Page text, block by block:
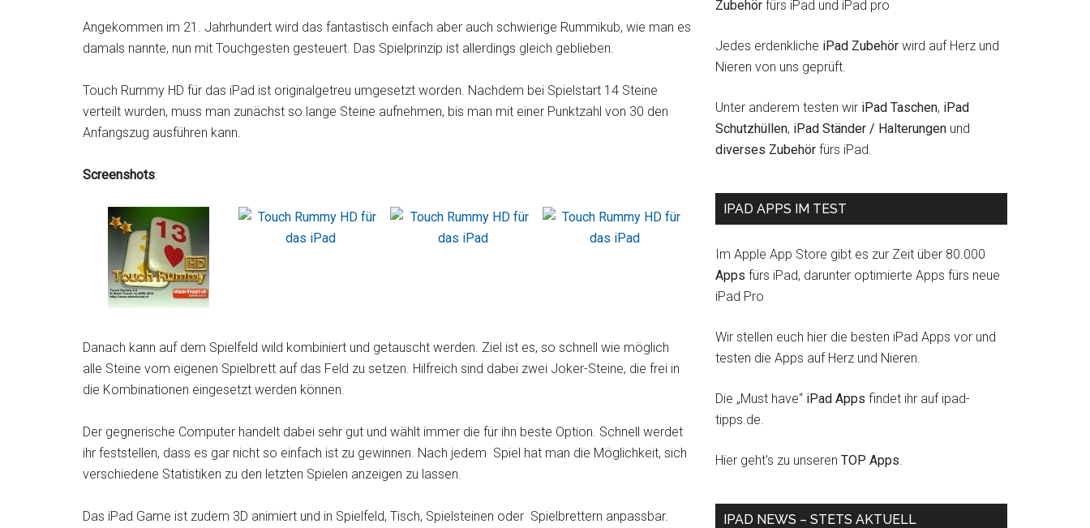
Angekommen im 21. Jahrhundert wird das fantastisch einfach aber auch schwierige Rummikub, wie man es
damals nannte, nun mit Touchgesten gesteuert. Das Spielprinzip ist allerdings gleich geblieben.
Touch Rummy HD für das iPad ist originalgetreu umgesetzt worden. Nachdem bei Spielstart 14 Steine
verteilt wurden, muss man zunächst so lange Steine aufnehmen, bis man mit einer Punktzahl von 30 den
Anfangszug ausführen kann.
Screenshots:
Danach kann auf dem Spielfeld wild kombiniert und getauscht werden. Ziel ist es, so schnell wie möglich
alle Steine vom eigenen Spielbrett auf das Feld zu setzen. Hilfreich sind dabei zwei Joker-Steine, die frei in
die Kombinationen eingesetzt werden können.
Der gegnerische Computer handelt dabei sehr gut und wählt immer die für ihn beste Option. Schnell werdet
ihr feststellen, dass es gar nicht so einfach ist zu gewinnen. Nach jedem Spiel hat man die Möglichkeit, sich
verschiedene Statistiken zu den letzten Spielen anzeigen zu lassen.
Das iPad Game ist zudem 3D animiert und in Spielfeld, Tisch, Spielsteinen oder Spielbrettern anpassbar.
Zubehör fürs iPad und iPad pro
Jedes erdenkliche iPad Zubehör wird auf Herz und
Nieren von uns geprüft.
Unter anderem testen wir iPad Taschen, iPad
Schutzhüllen, iPad Ständer / Halterungen und
diverses Zubehör fürs iPad.
IPAD APPS IM TEST
Im Apple App Store gibt es zur Zeit über 80.000
Apps fürs iPad, darunter optimierte Apps fürs neue
iPad Pro
Wir stellen euch hier die besten iPad Apps vor und
testen die Apps auf Herz und Nieren.
Die „Must have“ iPad Apps findet ihr auf ipad-
tipps.de.
Hier geht's zu unseren TOP Apps.
IPAD NEWS – STETS AKTUELL